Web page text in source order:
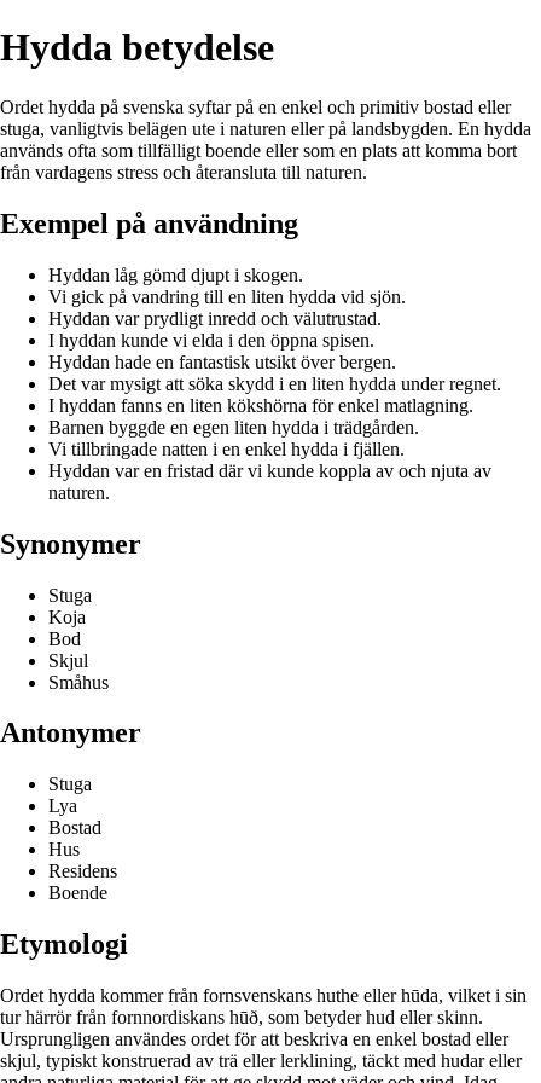
Hydda betydelse
Ordet hydda på svenska syftar på en enkel och primitiv bostad eller
stuga, vanligtvis belägen ute i naturen eller på landsbygden. En hydda
används ofta som tillfälligt boende eller som en plats att komma bort
från vardagens stress och återansluta till naturen.
Exempel på användning
Hyddan låg gömd djupt i skogen.
Vi gick på vandring till en liten hydda vid sjön.
Hyddan var prydligt inredd och välutrustad.
I hyddan kunde vi elda i den öppna spisen.
Hyddan hade en fantastisk utsikt över bergen.
Det var mysigt att söka skydd i en liten hydda under regnet.
I hyddan fanns en liten kökshörna för enkel matlagning.
Barnen byggde en egen liten hydda i trädgården.
Vi tillbringade natten i en enkel hydda i fjällen.
Hyddan var en fristad där vi kunde koppla av och njuta av
naturen.
Synonymer
Stuga
Koja
Bod
Skjul
Småhus
Antonymer
Stuga
Lya
Bostad
Hus
Residens
Boende
Etymologi
Ordet hydda kommer från fornsvenskans huthe eller hūda, vilket i sin
tur härrör från fornnordiskans hūð, som betyder hud eller skinn.
Ursprungligen användes ordet för att beskriva en enkel bostad eller
skjul, typiskt konstruerad av trä eller lerklining, täckt med hudar eller